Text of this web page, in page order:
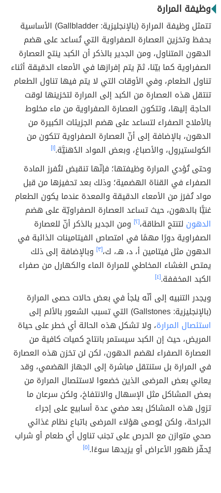
وظيفة المرارة
تتمثل وظيفة المرارة (بالإنجليزية: Gallbladder) الأساسية
بحفظ وتخزين العصارة الصفراوية التي تُساعد على هضم
الدهون المتناول، ومن الجدير بالذكر أن الكبد ينتج العصارة
الصفراوية كما بيّنا، ثمّ يتم إفرازها في الأمعاء الدقيقة أثناء
تناول الطعام، وفي الأوقات التي لا يتم فيها تناول الطعام
تنتقل هذه العصارة من الكبد إلى المرارة لتخزينها لوقت
الحاجة إليها، وتتكون العصارة الصفراوية من ماء مخلوط
بالأملاح الصفراء لتساعد على هضم الجزيئات الكبيرة من
الدهون، بالإضافة إلى أنّ العصارة الصفراوية تتكون من
الكولستيرول، والأصباغ، وبعض المواد الدُهنيَّة.[١]
وحتى تُؤدي المرارة وظيفتها؛ فإنّها تنقبض لتُفرز المادة
الصفراء في القناة الهضمية؛ وذلك بعد تحفيزها من قبل
مواد تُفرَز من الأمعاء الدقيقة والمعدة عندما يكون الطعام
غنيًّا بالدهون، حيث تساعد العصارة الصفراويّة على هضم
الدهون لتنتج الطاقة،[٢]
ومن الجدير بالذكر أنّ للعصارة
الصفراوية دورًا مهمًا في امتصاص الفيتامينات الذائبة في
الدهون مثل فيتامين أ، د، هـ، ك،[٣]
وبالإضافة إلى ذلك
يمتص الغشاء المخاطي للمرارة الماء والكهارل من صفراء
الكبد المخففة.[٤]
ويجدر التنبيه إلى أنّه يلجأ في بعض حالات حصى المرارة
(بالإنجليزية: Gallstones) التي تسبب الشعور بالألم إلى
استئصال المرارة، ولا تشكل هذه الحالة أي خطر على حياة
المريض، حيث إن الكبد سيستمر بانتاج كميات كافية من
العصارة الصفراء لهضم الدهون، لكن لن تخزن هذه العصارة
في المرارة بل ستنتقل مباشرة إلى الجهاز الهضمي، وقد
يعاني بعض المرضى الذين خضعوا لاستئصال المرارة من
بعض المشاكل مثل الإسهال والانتفاخ، ولكن سرعان ما
تزول هذه المشاكل بعد مضي عدة أسابيع على إجراء
الجراحة، ولكن يُوصى هؤلاء المرضى باتباع نظام غذائي
صحي متوازن مع الحرص على تجنب تناول أي طعام أو شراب
يُحفّز ظهور الأعراض أو يزيدها سوءًا.[٥]